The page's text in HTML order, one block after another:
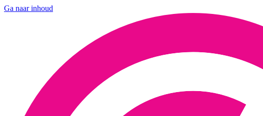
Ga naar inhoud